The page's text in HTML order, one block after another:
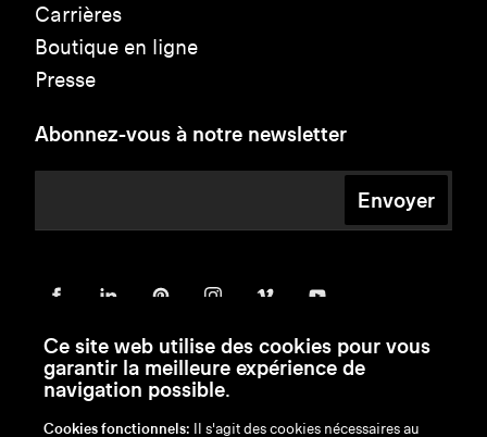
Carrières
Boutique en ligne
Presse
Abonnez-vous à notre newsletter
Envoyer
Ce site web utilise des cookies pour vous
garantir la meilleure expérience de
navigation possible.
Cookies fonctionnels: Il s'agit des cookies nécessaires au